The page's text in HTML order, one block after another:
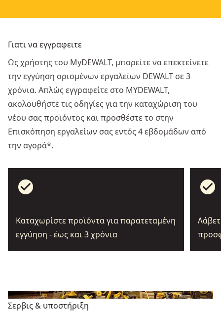
Γιατι να εγγραφειτε
Ως χρήστης του MyDEWALT, μπορείτε να επεκτείνετε
την εγγύηση ορισμένων εργαλείων DEWALT σε 3
χρόνια. Απλώς εγγραφείτε στο MYDEWALT,
ακολουθήστε τις οδηγίες για την καταχώριση του
νέου σας προϊόντος και προσθέστε το στην
Επισκόπηση εργαλείων σας εντός 4 εβδομάδων από
την αγορά*.
check_circle
Καταχωρίστε προϊόντα για παρατεταμένη
εγγύηση - έως και 3 χρόνια
check_circle
Σερβις & υποστήριξη